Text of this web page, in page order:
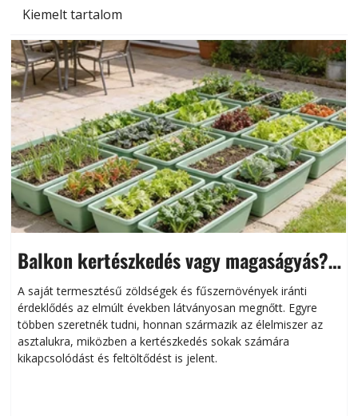
Kiemelt tartalom
Balkon kertészkedés vagy magaságyás?
Helytakarékos kertészkedés
A saját termesztésű zöldségek és fűszernövények iránti
érdeklődés az elmúlt években látványosan megnőtt. Egyre
többen szeretnék tudni, honnan származik az élelmiszer az
asztalukra, miközben a kertészkedés sokak számára
kikapcsolódást és feltöltődést is jelent.